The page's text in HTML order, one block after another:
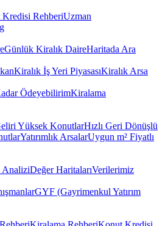
RehberiUzman
Günlük Kiralık DaireHaritada Ara
Kiralık İş Yeri PiyasasıKiralık Arsa
ÖdeyebilirimKiralama
Yüksek KonutlarHızlı Geri Dönüşlü
Yatırımlık ArsalarUygun m² Fiyatlı
AnaliziDeğer HaritalarıVerilerimiz
GYF (Gayrimenkul Yatırım